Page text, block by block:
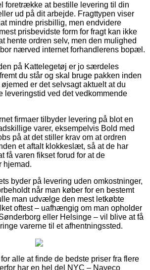
foretrække at bestille levering til din
ud på dit arbejde. Fragttypen viser
mindre prisbillig, men endvidere
prisbevidste form for fragt kan ikke
hente ordren selv, men den mulighed
nærved internet forhandlerens bopæl.
på Kattelegetøj er jo særdeles
du står og skal bruge pakken inden
er det selvsagt aktuelt at du
leveringstid ved det vedkommende
firmaer tilbyder levering på blot en
varer, eksempelvis Bold med
på at det stiller krav om at ordren
et aftalt klokkeslæt, så at de har
få varen fikset forud for at de
hjemad.
byder på levering uden omkostninger,
når man køber for en bestemt
man udvælge den mest letkøbte
oftest – uafhængig om man opholder
eller Helsinge – vil blive at få
varerne til et afhentningssted.
alle at finde de bedste priser fra flere
har en hel del NYC – Nayeco